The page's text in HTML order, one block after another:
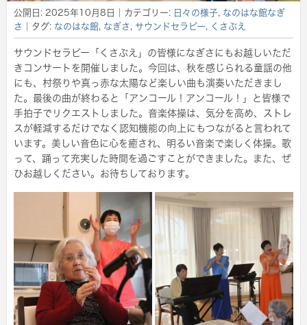
公開日: 2025年10月8日 ｜カテゴリー: 日々の様子, なのはな館なぎ
さ
｜タグ: なのはな館, なぎさ, サウンドセラピー, くさぶえ
サウンドセラピー「くさぶえ」の皆様になぎさにもお越しいただ
きコンサートを開催しました。今回は、秋を感じられる童謡の他
にも、村祭りや真っ赤な太陽など楽しい曲も演奏いただきまし
た。最後の曲が終わると「アンコール！アンコール！」と皆様で
手拍子でリクエストしました。音楽体操は、気分を高め、ストレ
スが軽減するだけでなく認知機能の向上にもつながると言われて
います。美しい音色に心を癒され、明るい音楽で楽しく体操。歌
って、踊って充実した時間を過ごすことができました。また、ぜ
ひお越しください。お待ちしております。